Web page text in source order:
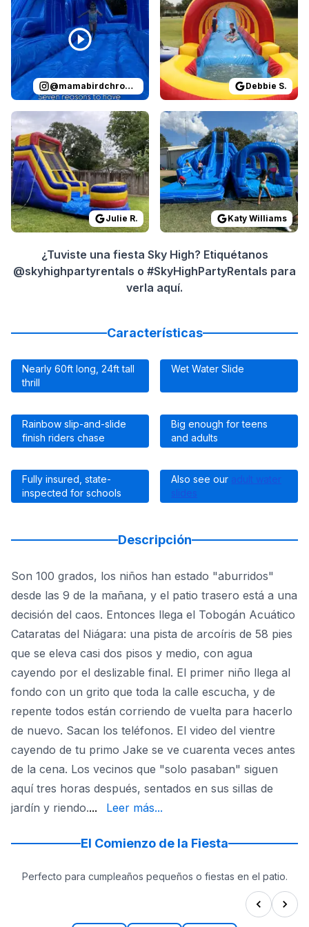
@mamabirdchronicles Debbie S.
Reviewed on GoogleReviewsbyJulie R. We have
Julie R.
Reviewed on GoogleReviews
Katy Williams
¿Tuviste una fiesta Sky High? Etiquétanos
@skyhighpartyrentals o #SkyHighPartyRentals para
verla aquí.
Características
Nearly 60ft long, 24ft tall
thrill
Wet Water Slide
Rainbow slip-and-slide
finish riders chase
Big enough for teens
and adults
Fully insured, state-
inspected for schools
Also see our adult water
slides
Descripción
Son 100 grados, los niños han estado "aburridos"
desde las 9 de la mañana, y el patio trasero está a una
decisión del caos. Entonces llega el Tobogán Acuático
Cataratas del Niágara: una pista de arcoíris de 58 pies
que se eleva casi dos pisos y medio, con agua
cayendo por el deslizable final. El primer niño llega al
fondo con un grito que toda la calle escucha, y de
repente todos están corriendo de vuelta para hacerlo
de nuevo. Sacan los teléfonos. El video del vientre
cayendo de tu primo Jake se ve cuarenta veces antes
de la cena. Los vecinos que "solo pasaban" siguen
aquí tres horas después, sentados en sus sillas de
jardín y riendo. pequeños. Con 24 pies, la emoción es
... Leer más...
El Comienzo de la Fiesta
Perfecto para cumpleaños pequeños o fiestas en el patio.